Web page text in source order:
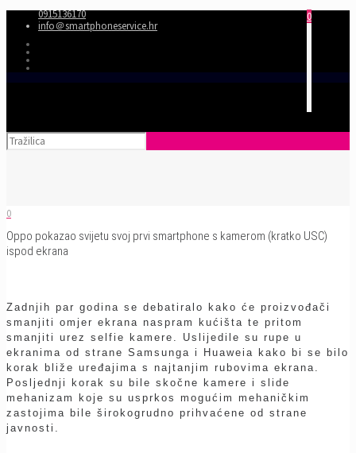
0915136170
info＠smartphoneservice.hr
0
0
Oppo pokazao svijetu svoj prvi smartphone s kamerom (kratko USC)
ispod ekrana
Zadnjih par godina se debatiralo kako će proizvođači
smanjiti omjer ekrana naspram kućišta te pritom
smanjiti urez selfie kamere. Uslijedile su rupe u
ekranima od strane Samsunga i Huaweia kako bi se bilo
korak bliže uređajima s najtanjim rubovima ekrana.
Posljednji korak su bile skočne kamere i slide
mehanizam koje su usprkos mogućim mehaničkim
zastojima bile širokogrudno prihvaćene od strane
javnosti.